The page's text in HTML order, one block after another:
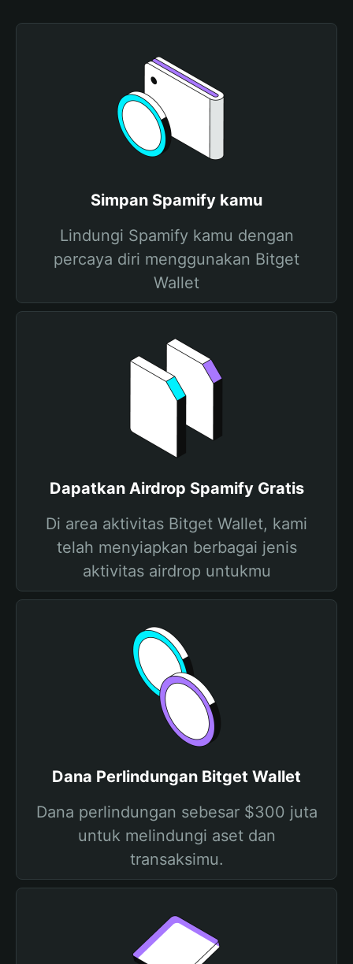
Simpan Spamify kamu
Lindungi Spamify kamu dengan
percaya diri menggunakan Bitget
Wallet
Dapatkan Airdrop Spamify Gratis
Di area aktivitas Bitget Wallet, kami
telah menyiapkan berbagai jenis
aktivitas airdrop untukmu
Dana Perlindungan Bitget Wallet
Dana perlindungan sebesar $300 juta
untuk melindungi aset dan
transaksimu.